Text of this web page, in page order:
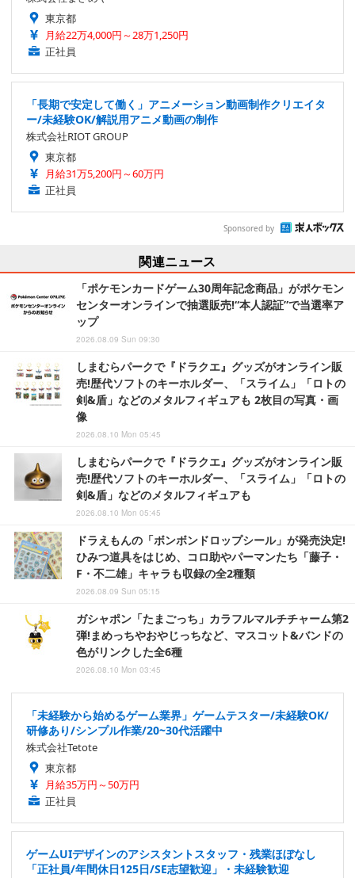
東京都
月給22万4,000円～28万1,250円
正社員
「長期で安定して働く」アニメーション動画制作クリエイタ
ー/未経験OK/解説用アニメ動画の制作
株式会社RIOT GROUP
東京都
月給31万5,200円～60万円
正社員
Sponsored by
関連ニュース
「ポケモンカードゲーム30周年記念商品」がポケモン
センターオンラインで抽選販売!“本人認証”で当選率ア
ップ
2026.08.09 Sun 09:30
しまむらパークで『ドラクエ』グッズがオンライン販
売!歴代ソフトのキーホルダー、「スライム」「ロトの
剣&盾」などのメタルフィギュアも 2枚目の写真・画
像
2026.08.10 Mon 05:45
しまむらパークで『ドラクエ』グッズがオンライン販
売!歴代ソフトのキーホルダー、「スライム」「ロトの
剣&盾」などのメタルフィギュアも
2026.08.10 Mon 05:45
ドラえもんの「ボンボンドロップシール」が発売決定!
ひみつ道具をはじめ、コロ助やパーマンたち「藤子・
F・不二雄」キャラも収録の全2種類
2026.08.09 Sun 05:15
ガシャポン「たまごっち」カラフルマルチチャーム第2
弾!まめっちやおやじっちなど、マスコット&バンドの
色がリンクした全6種
2026.08.10 Mon 03:45
「未経験から始めるゲーム業界」ゲームテスター/未経験OK/
研修あり/シンプル作業/20~30代活躍中
株式会社Tetote
東京都
月給35万円～50万円
正社員
ゲームUIデザインのアシスタントスタッフ・残業ほぼなし
「正社員/年間休日125日/SE志望歓迎」・未経験歓迎